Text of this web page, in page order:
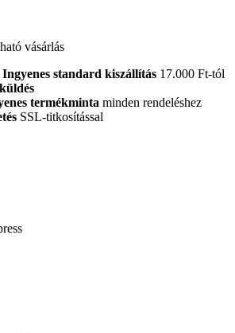
vásárlás
standard kiszállítás 17.000 Ft-tól
termékminta minden rendeléshez
SSL-titkosítással